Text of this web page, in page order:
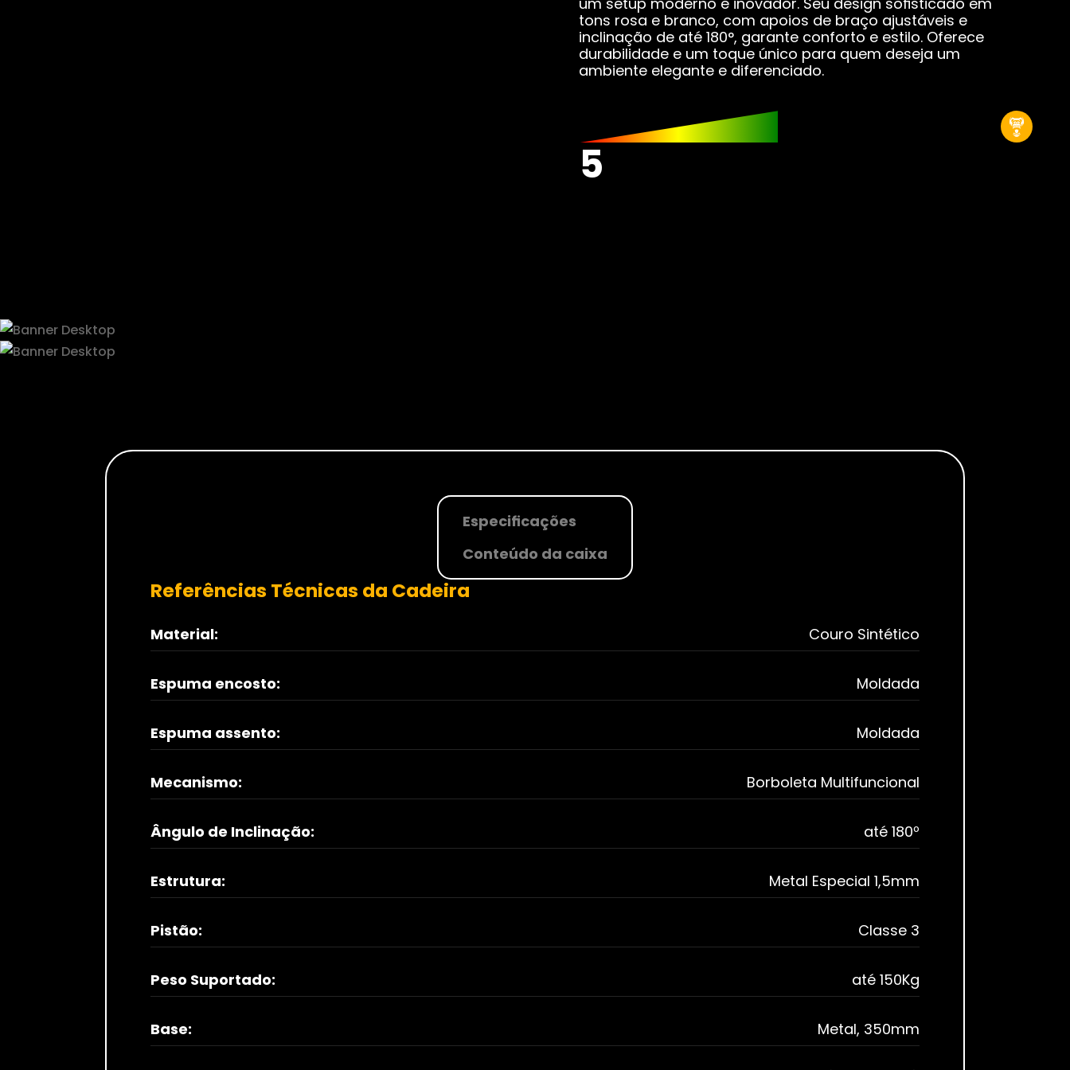
Combos Placas-mãe
Placas de Vídeo
Water Coolers
tons rosa e branco, com apoios de braço ajustáveis e
inclinação de até 180°, garante conforto e estilo. Oferece
durabilidade e um toque único para quem deseja um
ambiente elegante e diferenciado.
5
Especificações
Conteúdo da caixa
Referências Técnicas da Cadeira
Material: Couro Sintético
Espuma encosto: Moldada
Espuma assento: Moldada
Mecanismo: Borboleta Multifuncional
Ângulo de Inclinação: até 180º
Estrutura: Metal Especial 1,5mm
Pistão: Classe 3
Peso Suportado: até 150Kg
Base: Metal, 350mm